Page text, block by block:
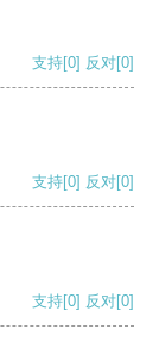
支持[0] 反对[0]
支持[0] 反对[0]
支持[0] 反对[0]